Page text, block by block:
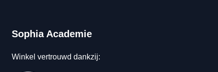
Sophia Academie
Winkel vertrouwd dankzij: